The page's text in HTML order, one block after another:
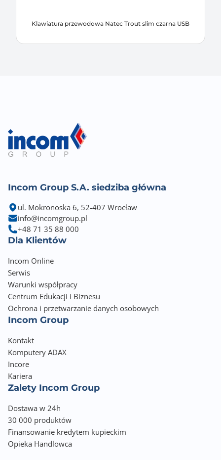
Klawiatura przewodowa Natec Trout slim czarna USB
Incom Group S.A. siedziba główna
ul. Mokronoska 6, 52-407 Wrocław
info@incomgroup.pl
+48 71 35 88 000
Dla Klientów
Incom Online
Serwis
Warunki współpracy
Centrum Edukacji i Biznesu
Ochrona i przetwarzanie danych osobowych
Incom Group
Kontakt
Komputery ADAX
Incore
Kariera
Zalety Incom Group
Dostawa w 24h
30 000 produktów
Finansowanie kredytem kupieckim
Opieka Handlowca